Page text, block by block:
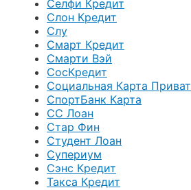
Селфи Кредит
Слон Кредит
Слу
Смарт Кредит
Смарти Вэй
СосКредит
Социальная Карта Приват
СпортБанк Карта
СС Лоан
Стар Фин
Студент Лоан
Супериум
Сэнс Кредит
Такса Кредит